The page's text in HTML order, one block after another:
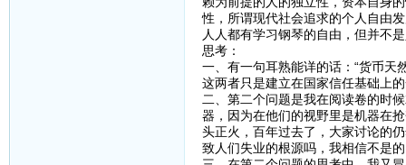
性，所谓现代社会追求的个人自由
人人都有学习钢琴的自由，但并不
思考：
一、有一句耳熟能详的话：“货币天
这两者只是建立在国家信任基础上
二、第二个问题是我在阅读卷的时
器，因为在他们的视野里是机器在
头正火，百年过去了，大家讨论的
致人们失业的根源吗，我相信不是